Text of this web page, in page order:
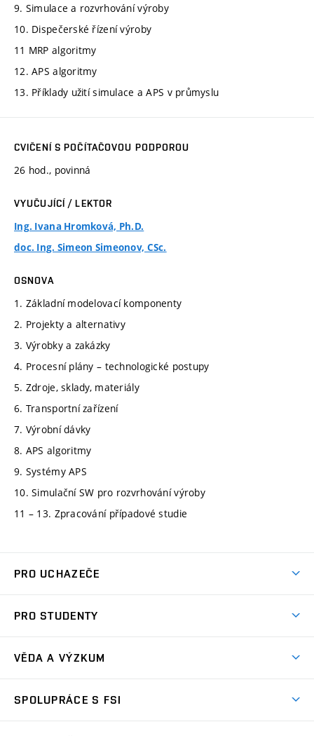
9. Simulace a rozvrhování výroby
10. Dispečerské řízení výroby
11 MRP algoritmy
12. APS algoritmy
13. Příklady užití simulace a APS v průmyslu
CVIČENÍ S POČÍTAČOVOU PODPOROU
26 hod., povinná
VYUČUJÍCÍ / LEKTOR
Ing. Ivana Hromková, Ph.D.
doc. Ing. Simeon Simeonov, CSc.
OSNOVA
1. Základní modelovací komponenty
2. Projekty a alternativy
3. Výrobky a zakázky
4. Procesní plány – technologické postupy
5. Zdroje, sklady, materiály
6. Transportní zařízení
7. Výrobní dávky
8. APS algoritmy
9. Systémy APS
10. Simulační SW pro rozvrhování výroby
11 – 13. Zpracování případové studie
PRO UCHAZEČE
Ambasadoři studia
Zápisy
PRO STUDENTY
Studijní předpisy
VĚDA A VÝZKUM
SPOLUPRÁCE S FSI